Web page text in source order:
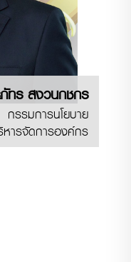
ทร สงวนกชกร
กรรมการนโยบาย
ารจัดการองค์กร